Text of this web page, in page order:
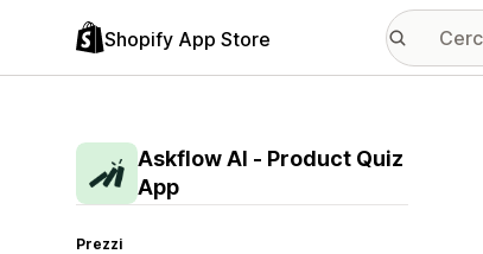
Shopify App Store
Askflow AI ‑ Product Quiz
App
Prezzi